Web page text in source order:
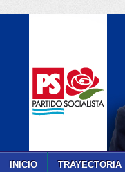
INICIO TRAYECTORIA